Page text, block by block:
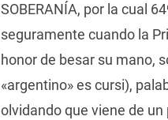
SOBERANÍA, por la cual
seguramente cuando la
honor de besar su mano,
«argentino» es cursi),
olvidando que viene de